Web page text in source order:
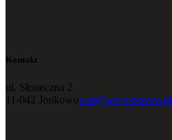
Kontakt
ul. Słoneczna 2
11-042 Jonkowowss@wssjonkowo.pl